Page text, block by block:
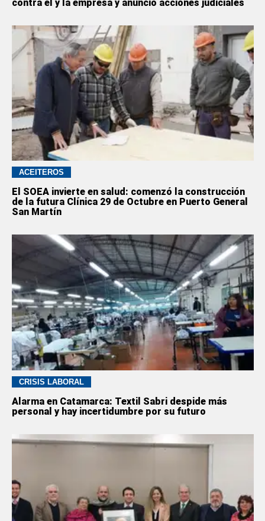
contra él y la empresa y anunció acciones judiciales
ACEITEROS
El SOEA invierte en salud: comenzó la construcción
de la futura Clínica 29 de Octubre en Puerto General
San Martín
CRISIS LABORAL
Alarma en Catamarca: Textil Sabri despide más
personal y hay incertidumbre por su futuro